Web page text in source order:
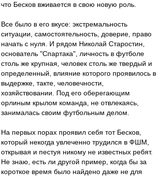
что Бесков вживается в свою новую роль.
Все было в его вкусе: экстремальность
ситуации, самостоятельность, доверие, право
начать с нуля. И рядом Николай Старостин,
основатель "Спартака", личность в футболе
столь же крупная, человек столь же твердый и
определенный, влияние которого проявилось в
выдержке, такте, человечности,
хозяйствовании. Под его оберегающим
орлиным крылом команда, не отвлекаясь,
занималась своим футбольным делом.
На первых порах проявил себя тот Бесков,
который некогда увлеченно трудился в ФШМ,
открывая и пестуя никому не известных ребят.
Не знаю, есть ли другой пример, когда бы за
короткое время было найдено даже не для